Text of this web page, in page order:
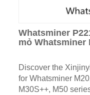
Whatsminer
mỏ Whatsminer
Discover the
for Whatsminer
M30S++, M50